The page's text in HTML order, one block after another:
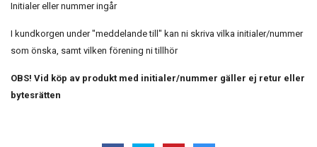
Initialer eller nummer ingår
I kundkorgen under "meddelande till" kan ni skriva vilka initialer/nummer
som önska, samt vilken förening ni tillhör
OBS! Vid köp av produkt med initialer/nummer gäller ej retur eller
bytesrätten